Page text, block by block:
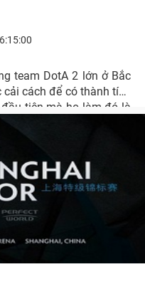
team DotA 2 lớn ở Bắc
cách để có thành tích
tiên mà họ làm đó là